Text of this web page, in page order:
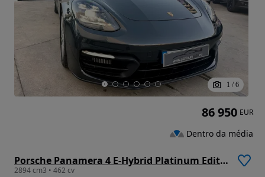
1 / 6
Porsche Panamera 4 E-Hybrid Platinum Edition
2894 cm3 • 462 cv
86 950 EUR
Dentro da média